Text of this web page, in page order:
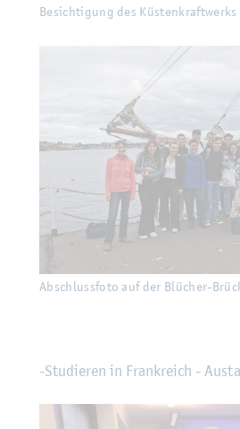
Be­sich­ti­gung des Küs­ten­kraft­werks
Ab­schluss­fo­to auf der Blü­cher-
-Stu­die­ren in Frank­reich -